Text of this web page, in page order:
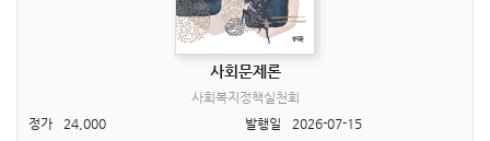
사회문제론
사회복지정책실천회
정가
24,000 발행일
2026-07-15